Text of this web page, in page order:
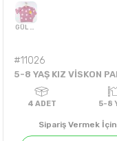
#11026
Sipariş Vermek İçin